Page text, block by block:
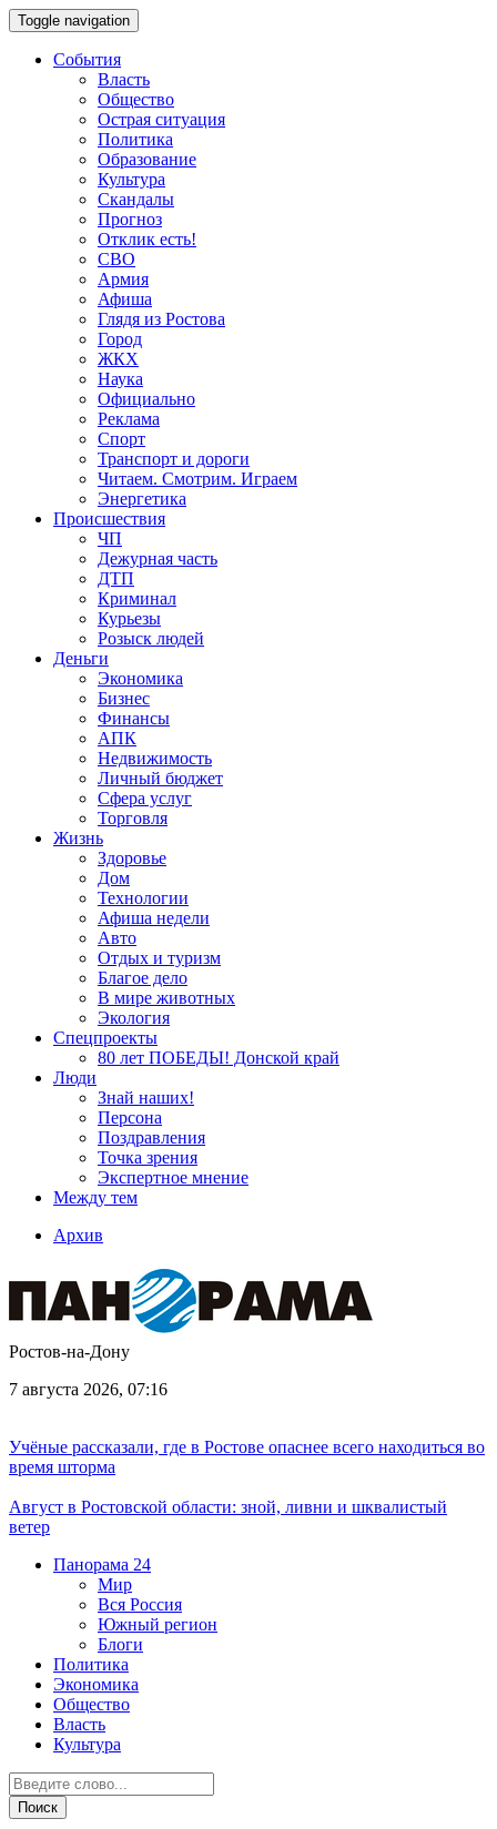
Toggle navigation
События
Власть
Общество
Острая ситуация
Политика
Образование
Культура
Скандалы
Прогноз
Отклик есть!
СВО
Армия
Афиша
Глядя из Ростова
Город
ЖКХ
Наука
Официально
Реклама
Спорт
Транспорт и дороги
Читаем. Смотрим. Играем
Энергетика
Происшествия
ЧП
Дежурная часть
ДТП
Криминал
Курьезы
Розыск людей
Деньги
Экономика
Бизнес
Финансы
АПК
Недвижимость
Личный бюджет
Сфера услуг
Торговля
Жизнь
Здоровье
Дом
Технологии
Афиша недели
Авто
Отдых и туризм
Благое дело
В мире животных
Экология
Спецпроекты
80 лет ПОБЕДЫ! Донской край
Люди
Знай наших!
Персона
Поздравления
Точка зрения
Экспертное мнение
Между тем
Архив
Ростов-на-Дону
7 августа 2026, 07:16
Учёные рассказали, где в Ростове опаснее всего находиться во
время шторма
Август в Ростовской области: зной, ливни и шквалистый
ветер
Панорама 24
Мир
Вся Россия
Южный регион
Блоги
Политика
Экономика
Общество
Власть
Культура